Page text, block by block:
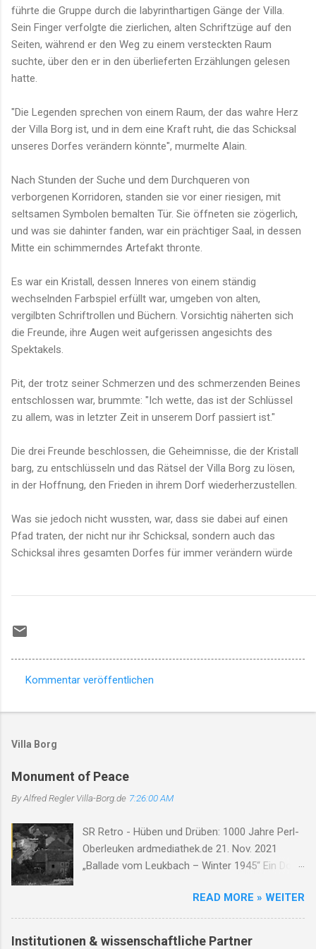
führte die Gruppe durch die labyrinthartigen Gänge der Villa.
Sein Finger verfolgte die zierlichen, alten Schriftzüge auf den
Seiten, während er den Weg zu einem versteckten Raum
suchte, über den er in den überlieferten Erzählungen gelesen
hatte.
"Die Legenden sprechen von einem Raum, der das wahre Herz
der Villa Borg ist, und in dem eine Kraft ruht, die das Schicksal
unseres Dorfes verändern könnte", murmelte Alain.
Nach Stunden der Suche und dem Durchqueren von
verborgenen Korridoren, standen sie vor einer riesigen, mit
seltsamen Symbolen bemalten Tür. Sie öffneten sie zögerlich,
und was sie dahinter fanden, war ein prächtiger Saal, in dessen
Mitte ein schimmerndes Artefakt thronte.
Es war ein Kristall, dessen Inneres von einem ständig
wechselnden Farbspiel erfüllt war, umgeben von alten,
vergilbten Schriftrollen und Büchern. Vorsichtig näherten sich
die Freunde, ihre Augen weit aufgerissen angesichts des
Spektakels.
Pit, der trotz seiner Schmerzen und des schmerzenden Beines
entschlossen war, brummte: "Ich wette, das ist der Schlüssel
zu allem, was in letzter Zeit in unserem Dorf passiert ist."
Die drei Freunde beschlossen, die Geheimnisse, die der Kristall
barg, zu entschlüsseln und das Rätsel der Villa Borg zu lösen,
in der Hoffnung, den Frieden in ihrem Dorf wiederherzustellen.
Was sie jedoch nicht wussten, war, dass sie dabei auf einen
Pfad traten, der nicht nur ihr Schicksal, sondern auch das
Schicksal ihres gesamten Dorfes für immer verändern würde
o
e
n
a
r
e
Kommentar veröffentlichen
Villa Borg
Monument of Peace
By Alfred ReglerVilla-Borg.de 7:26:00 AM
SR Retro - Hüben und Drüben: 1000 Jahre Perl-
Oberleuken ardmediathek.de 21. Nov. 2021
„Ballade vom Leukbach – Winter 1945“ Ein Dorf,
Luft so rau. Der Leukbach fließt, doch trägt nun
Leid, durch Trümmer, Tod und Einsamkeit. Im
Schatten des Orscholzriegels' Macht, hat Krieg
READ MORE » WEITER
Institutionen & wissenschaftliche Partner